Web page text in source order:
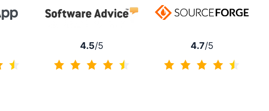
4.5/5 4.7/5